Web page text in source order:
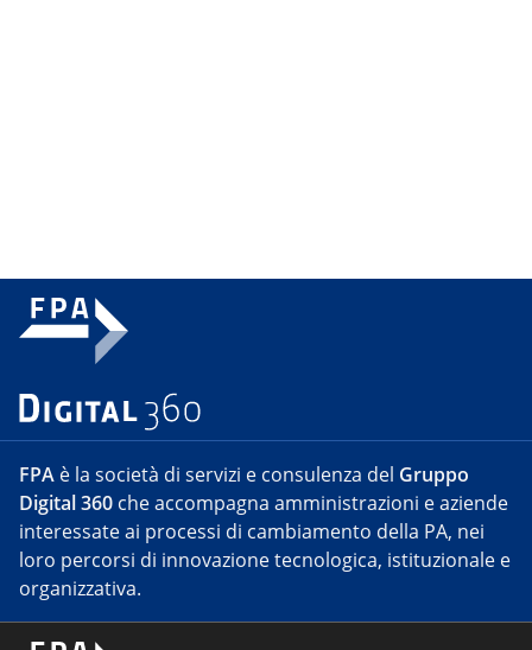
FPA è la società di servizi e consulenza del Gruppo
Digital 360 che accompagna amministrazioni e aziende
interessate ai processi di cambiamento della PA, nei
loro percorsi di innovazione tecnologica, istituzionale e
organizzativa.